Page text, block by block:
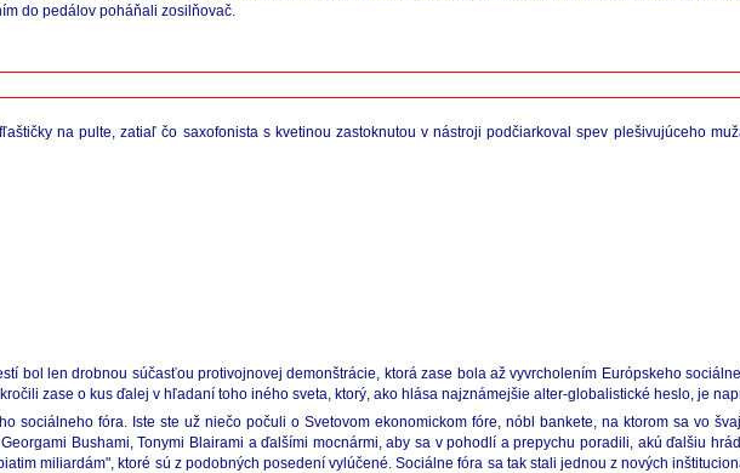
do pedálov poháňali zosilňovač.
na pulte, zatiaľ čo saxofonista s kvetinou zastoknutou v nástroji podčiarkoval spev plešivujúceho
bol len drobnou súčasťou protivojnovej demonštrácie, ktorá zase bola až vyvrcholením Európskeho
zase o kus ďalej v hľadaní toho iného sveta, ktorý, ako hlása najznámejšie alter-globalistické heslo, je
sociálneho fóra. Iste ste už niečo počuli o Svetovom ekonomickom fóre, nóbl bankete, na ktorom sa vo
Bushami, Tonymi Blairami a ďalšími mocnármi, aby sa v pohodlí a prepychu poradili, akú ďalšiu
miliardám", ktoré sú z podobných posedení vylúčené. Sociálne fóra sa tak stali jednou z nových